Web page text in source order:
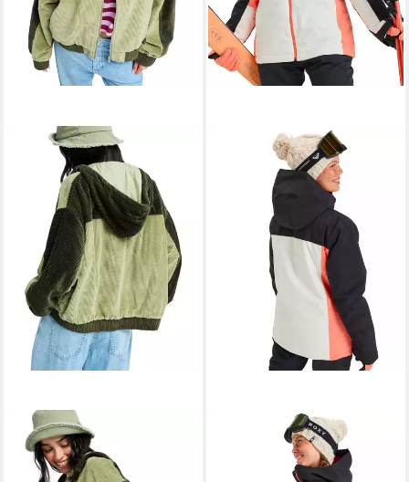
ROXY
Cordjacke Have A Blast
ab 93,99 € UVP 120,00 €
Snowboardjacke Galaxy 10K
UVP190,00 €